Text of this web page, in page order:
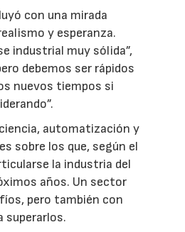
con una mirada
y esperanza.
industrial muy sólida”,
debemos ser rápidos
nuevos tiempos si
automatización y
sobre los que, según el
la industria del
años. Un sector
pero también con
superarlos.